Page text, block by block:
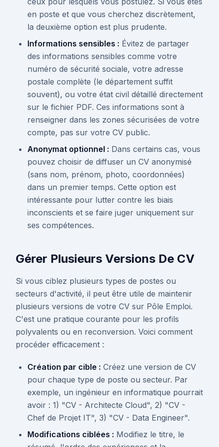
en poste et que vous cherchez discrètement,
la deuxième option est plus prudente.
Informations sensibles : Évitez de partager
des informations sensibles comme votre
numéro de sécurité sociale, votre adresse
postale complète (le département suffit
souvent), ou votre état civil détaillé directement
sur le fichier PDF. Ces informations sont à
renseigner dans les zones sécurisées de votre
compte, pas sur votre CV public.
Anonymat optionnel : Dans certains cas, vous
pouvez choisir de diffuser un CV anonymisé
(sans nom, prénom, photo, coordonnées)
dans un premier temps. Cette option est
intéressante pour lutter contre les biais
inconscients et se faire juger uniquement sur
ses compétences.
Gérer Plusieurs Versions De CV
Si vous ciblez plusieurs types de postes ou
secteurs d'activité, il peut être utile de maintenir
plusieurs versions de votre CV sur Pôle Emploi.
C'est une pratique courante pour les profils
polyvalents ou en reconversion. Voici comment
procéder efficacement :
Création par cible : Créez une version de CV
pour chaque type de poste ou secteur. Par
exemple, un ingénieur en informatique pourrait
avoir : 1) "CV - Architecte Cloud", 2) "CV -
Chef de Projet IT", 3) "CV - Data Engineer".
Modifications ciblées : Modifiez le titre, le